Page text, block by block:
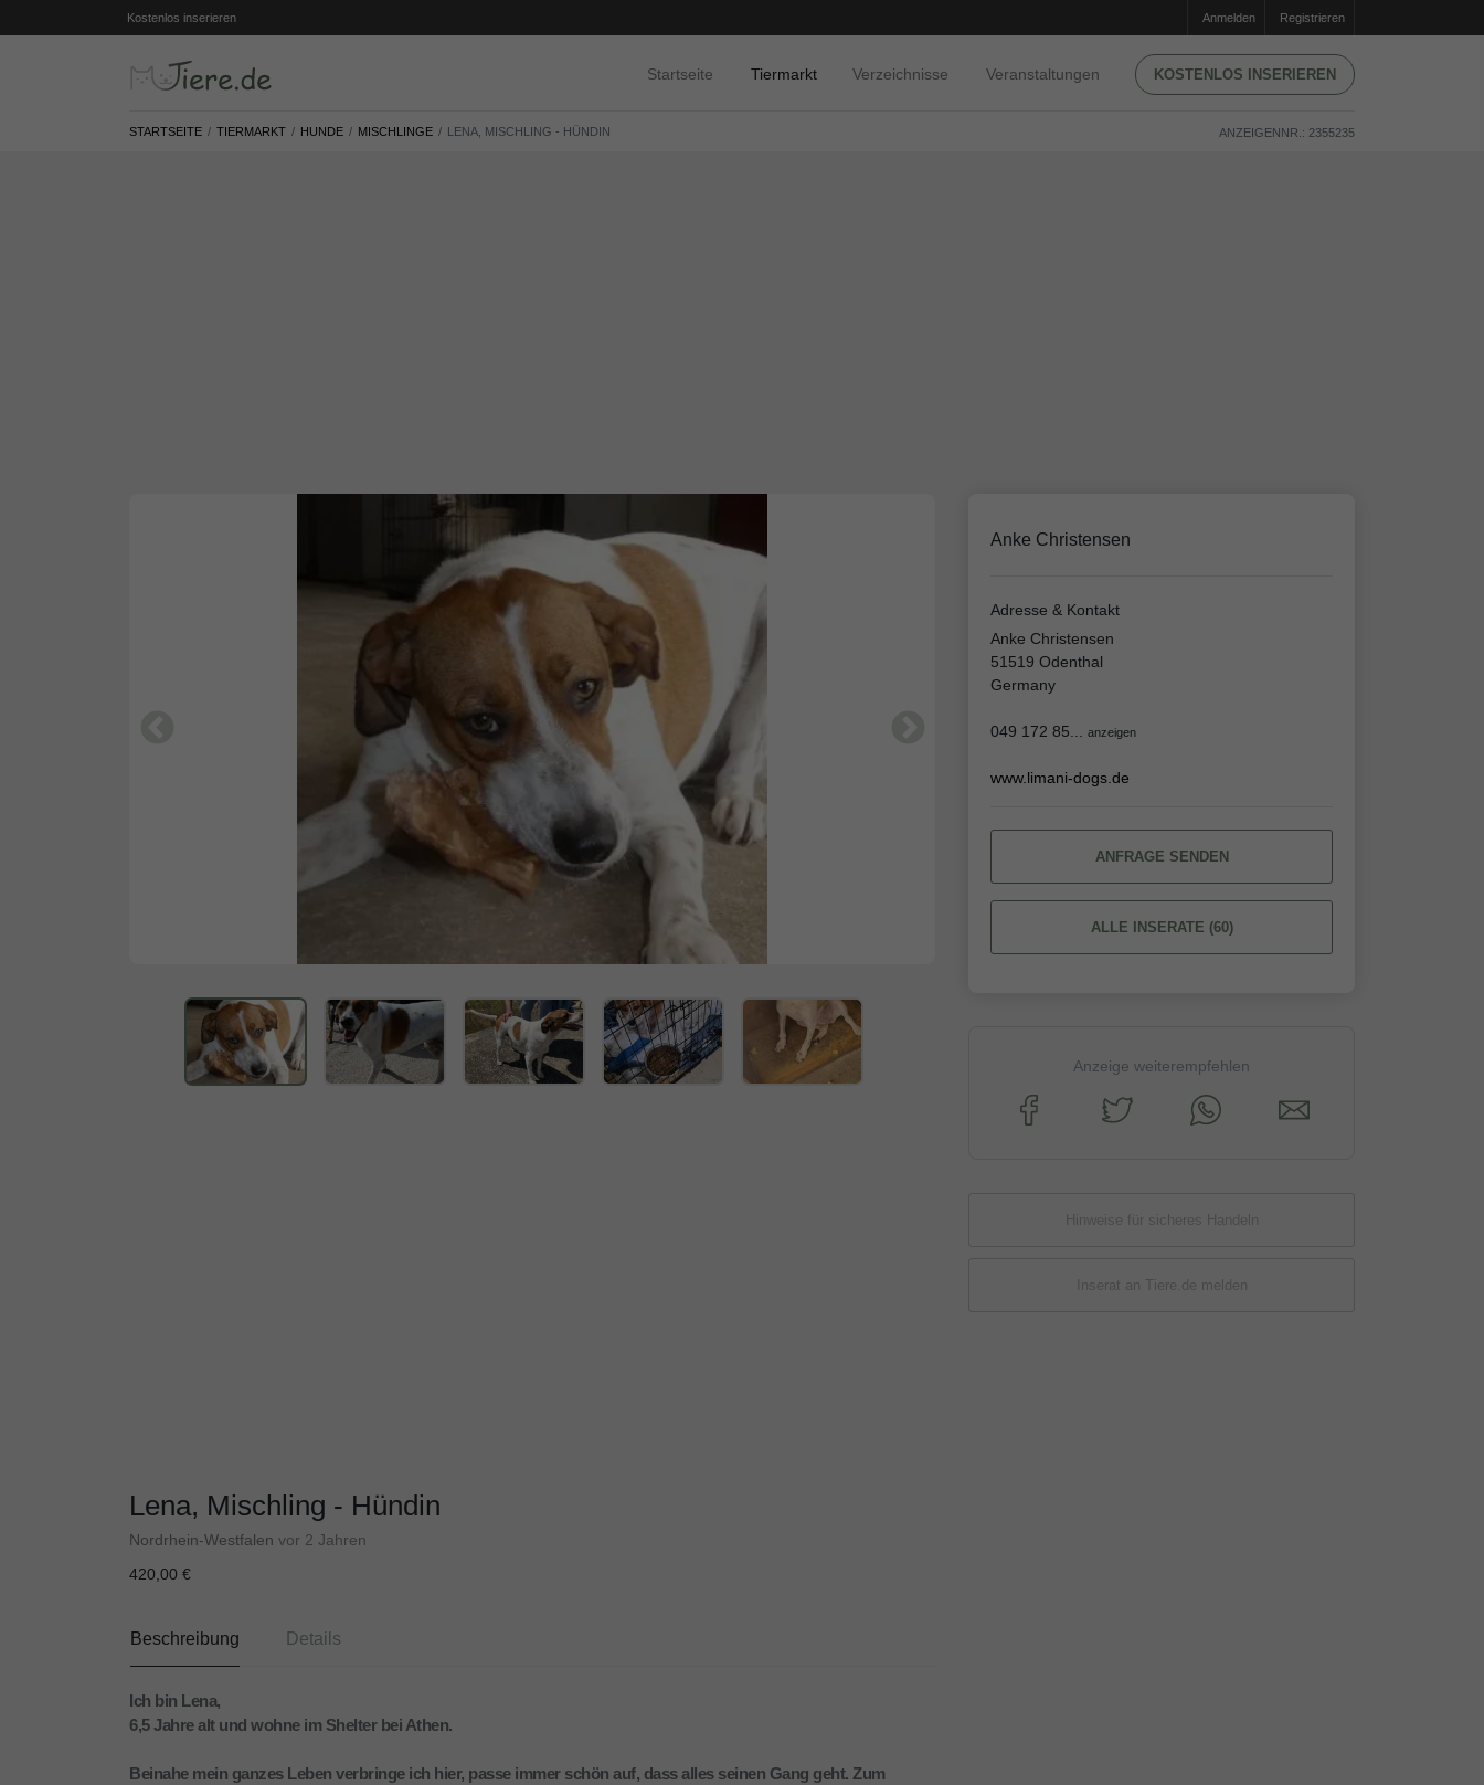
Kostenlos inserieren Anmelden Registrieren
Startseite Tiermarkt Verzeichnisse Veranstaltungen KOSTENLOS INSERIEREN
STARTSEITE TIERMARKT HUNDE MISCHLINGE LENA, MISCHLING - HÜNDIN ANZEIGENNR.: 2355235
Lena, Mischling - Hündin
Nordrhein-Westfalen vor 2 Jahren
420,00 €
Beschreibung Details
Ich bin Lena,
6,5 Jahre alt und wohne im Shelter bei Athen.
Beinahe mein ganzes Leben verbringe ich hier, passe immer schön auf, dass alles seinen Gang geht. Zum
Anke Christensen
Adresse & Kontakt
Anke Christensen
51519 Odenthal
Germany
049 172 85... anzeigen
www.limani-dogs.de
ANFRAGE SENDEN
ALLE INSERATE (60)
Anzeige weiterempfehlen
Hinweise für sicheres Handeln
Inserat an Tiere.de melden